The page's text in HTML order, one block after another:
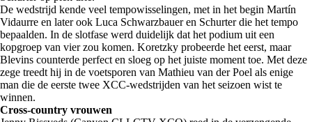
De wedstrijd kende veel tempowisselingen, met in het begin Martín
Vidaurre en later ook Luca Schwarzbauer en Schurter die het tempo
bepaalden. In de slotfase werd duidelijk dat het podium uit een
kopgroep van vier zou komen. Koretzky probeerde het eerst, maar
Blevins counterde perfect en sloeg op het juiste moment toe. Met deze
zege treedt hij in de voetsporen van Mathieu van der Poel als enige
man die de eerste twee XCC-wedstrijden van het seizoen wist te
winnen.
Cross-country vrouwen